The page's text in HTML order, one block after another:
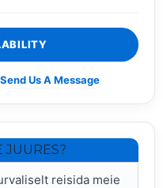
Send Us A Message
JUURES?
reisida meie